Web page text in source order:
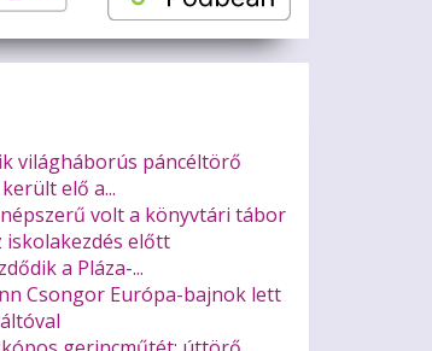
világháborús páncéltörő
elő a...
volt a könyvtári tábor
iskolakezdés előtt
a Pláza-...
Csongor Európa-bajnok lett